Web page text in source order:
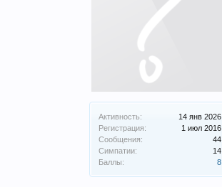
Активность:
14 янв 2026
Регистрация:
1 июл 2016
Сообщения:
44
Симпатии:
14
Баллы:
8